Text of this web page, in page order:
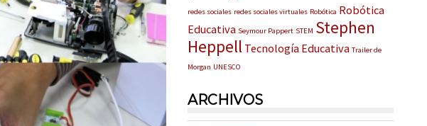
redes sociales redes sociales virtuales Robótica Robótica
Educativa Seymour Pappert STEM Stephen
Heppell Tecnología Educativa Trailer de
Morgan UNESCO
ARCHIVOS